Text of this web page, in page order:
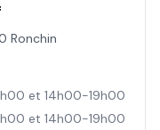
Ronchin
et 14h00-19h00
et 14h00-19h00